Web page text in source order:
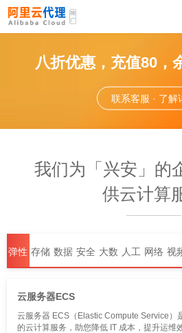
八折优惠，充值80，
联系客服 · 了解
我们为「兴安」的
供云计算
弹性 存储 数据 安全 大数 人工 网络
CDN
视
云服务器ECS
云服务器 ECS（Elastic Compute Service）
的云计算服务，助您降低 IT 成本，提升运维